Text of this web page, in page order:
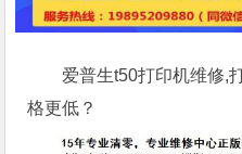
爱普生t50打印机维修,
格更低？